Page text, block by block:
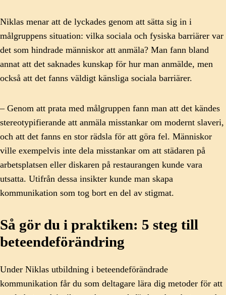
Niklas menar att de lyckades genom att sätta sig in i
målgruppens situation: vilka sociala och fysiska barriärer var
det som hindrade människor att anmäla? Man fann bland
annat att det saknades kunskap för hur man anmälde, men
också att det fanns väldigt känsliga sociala barriärer.
– Genom att prata med målgruppen fann man att det kändes
stereotypifierande att anmäla misstankar om modernt slaveri,
och att det fanns en stor rädsla för att göra fel. Människor
ville exempelvis inte dela misstankar om att städaren på
arbetsplatsen eller diskaren på restaurangen kunde vara
utsatta. Utifrån dessa insikter kunde man skapa
kommunikation som tog bort en del av stigmat.
Så gör du i praktiken: 5 steg till
beteendeförändring
Under Niklas utbildning i beteendeförändrade
kommunikation får du som deltagare lära dig metoder för att